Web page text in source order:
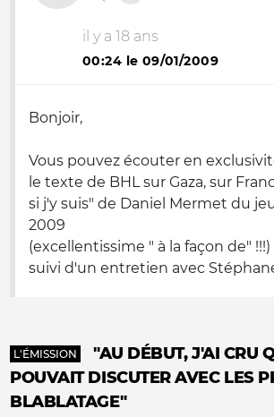
il y a 18 ans
00:24 le 09/01/2009
Bonjoir,
Vous pouvez écouter en
le texte de BHL sur Gaza, sur
si j'y suis" de Daniel Mermet du
2009
(excellentissime " à la façon de" !!!)
suivi d'un entretien avec Stéphane
L'ÉMISSION
"AU DÉBUT, J'AI CRU
POUVAIT DISCUTER AVEC LES
BLABLATAGE"